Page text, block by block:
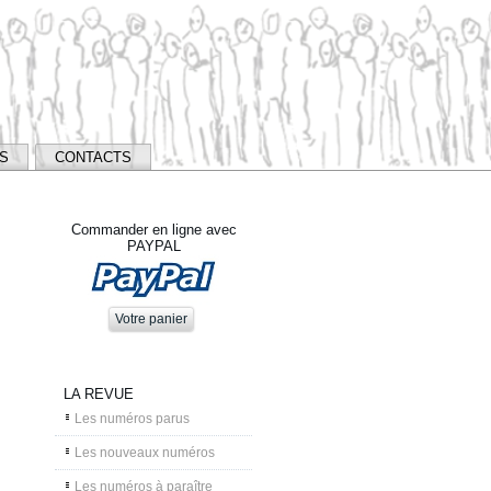
CONTACTS
Commander en ligne avec
PAYPAL
LA REVUE
Les numéros parus
Les nouveaux numéros
Les numéros à paraître